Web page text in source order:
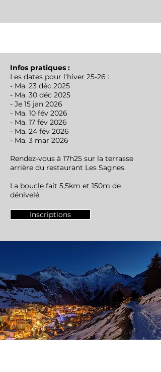
Infos pratiques ​:
Les dates pour l'hiver 25-26 :
- Ma. 23 déc 2025
- Ma. 30 déc 2025
- Je 15 jan 2026
- Ma. 10 fév 2026
- Ma. 17 fév 2026
- Ma. 24 fév 2026
- Ma. 3 mar 2026
Rendez-vous à 17h25 sur la terrasse
arrière du restaurant Les Sagnes.
La boucle fait 5,5km et 150m de
dénivelé.
Inscriptions